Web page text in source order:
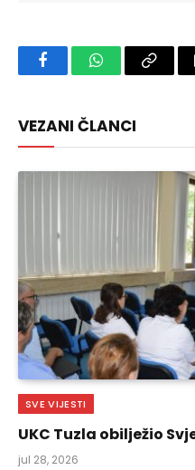
FacebookWhatsAppCopy
VEZANI ČLANCI
SVE VIJESTI
UKC Tuzla obilježio
jul 28, 2026